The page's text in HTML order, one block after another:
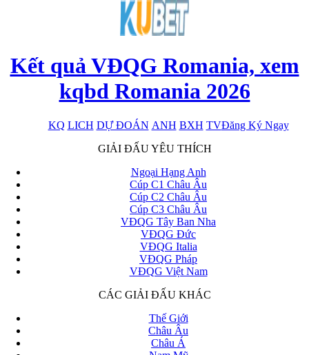
Kết quả VĐQG Romania, xem
kqbd Romania 2026
KQ LICH DỰ ĐOÁN ANH BXH TVĐăng Ký Ngay
x
GIẢI ĐẤU YÊU THÍCH
Ngoại Hạng Anh
Cúp C1 Châu Âu
Cúp C2 Châu Âu
Cúp C3 Châu Âu
VĐQG Tây Ban Nha
VĐQG Đức
VĐQG Italia
VĐQG Pháp
VĐQG Việt Nam
CÁC GIẢI ĐẤU KHÁC
Thế Giới
Châu Âu
Châu Á